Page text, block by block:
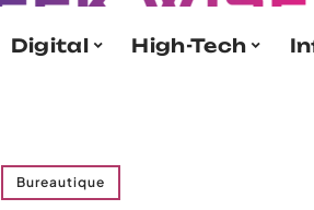
Digital High-Tech
Bureautique